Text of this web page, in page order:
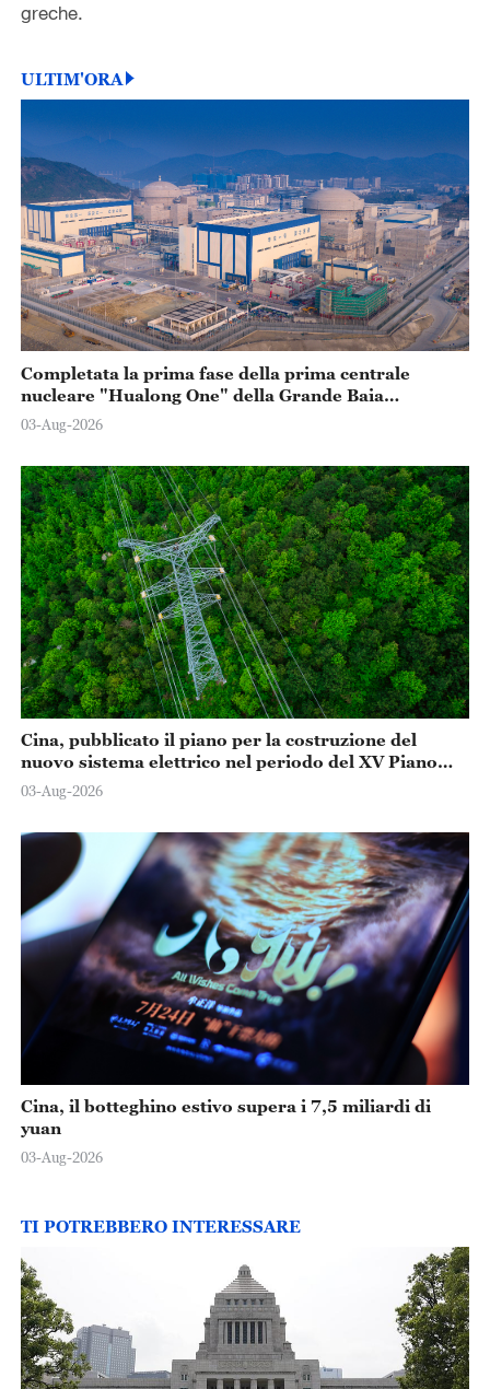
greche.
ULTIM'ORA
Completata la prima fase della prima centrale
nucleare "Hualong One" della Grande Baia
Guangdong-Hong Kong-Macao
03-Aug-2026
Cina, pubblicato il piano per la costruzione del
nuovo sistema elettrico nel periodo del XV Piano
Quinquennale
03-Aug-2026
Cina, il botteghino estivo supera i 7,5 miliardi di
yuan
03-Aug-2026
TI POTREBBERO INTERESSARE